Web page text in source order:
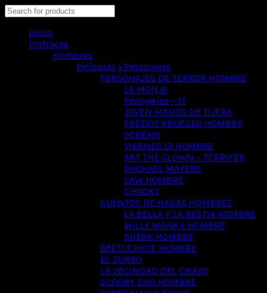
Inicio
Disfraces
Hombres
Películas y Personajes
PERSONAJES DE TERROR HOMBRE
LA MONJA
Pennywise – IT
JOVEN MANOS DE TIJERA
FREDDY KRUEGER HOMBRE
SCREAM
VIERNES 13 HOMBRE
ART THE CLOWN – TERRIFER
MICHAEL MAYERS
SAW HOMBRE
CHUCKY
CUENTOS DE HADAS HOMBRES
LA BELLA Y LA BESTIA HOMBRE
WILLY WONKA HOMBRE
SHERK HOMBRE
BEETLEJUICE HOMBRE
EL ZORRO
LA VECINDAD DEL CHAVO
SCOOBY DOO HOMBRE